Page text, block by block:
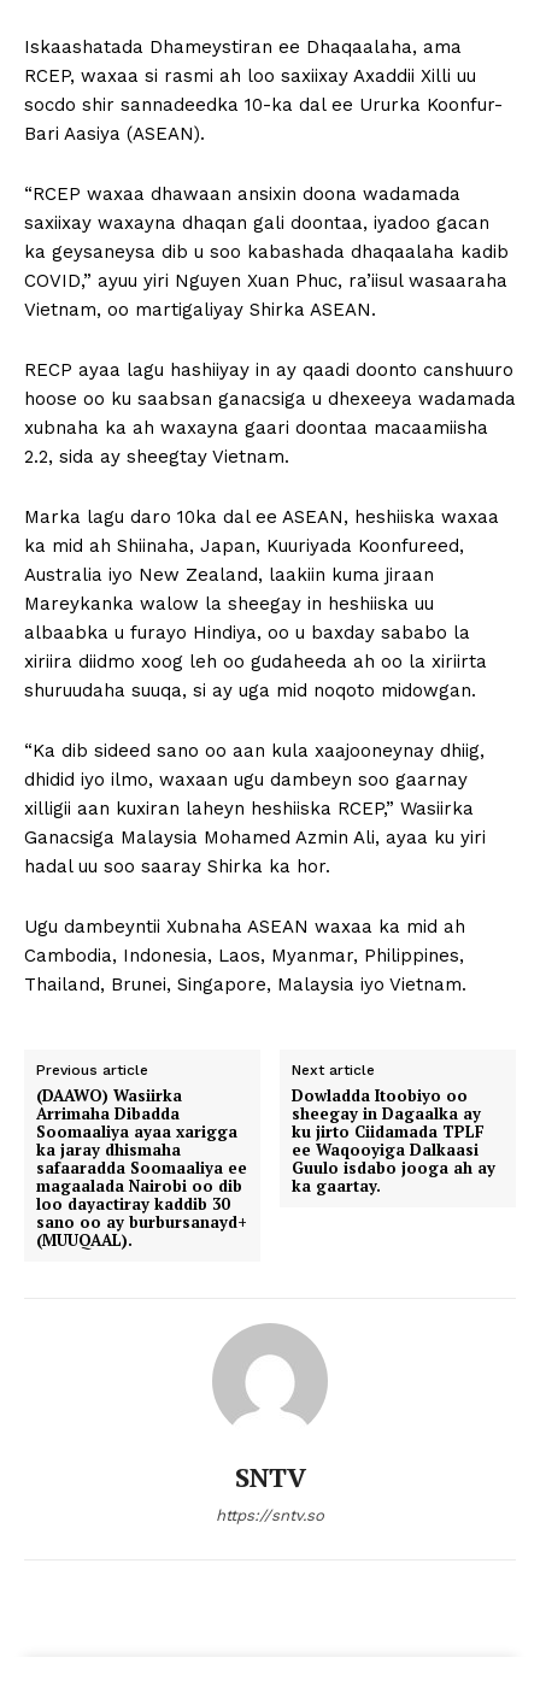
Iskaashatada Dhameystiran ee Dhaqaalaha, ama
RCEP, waxaa si rasmi ah loo saxiixay Axaddii Xilli uu
socdo shir sannadeedka 10-ka dal ee Ururka Koonfur-
Bari Aasiya (ASEAN).
“RCEP waxaa dhawaan ansixin doona wadamada
saxiixay waxayna dhaqan gali doontaa, iyadoo gacan
ka geysaneysa dib u soo kabashada dhaqaalaha kadib
COVID,” ayuu yiri Nguyen Xuan Phuc, ra’iisul wasaaraha
Vietnam, oo martigaliyay Shirka ASEAN.
RECP ayaa lagu hashiiyay in ay qaadi doonto canshuuro
hoose oo ku saabsan ganacsiga u dhexeeya wadamada
xubnaha ka ah waxayna gaari doontaa macaamiisha
2.2, sida ay sheegtay Vietnam.
Marka lagu daro 10ka dal ee ASEAN, heshiiska waxaa
ka mid ah Shiinaha, Japan, Kuuriyada Koonfureed,
Australia iyo New Zealand, laakiin kuma jiraan
Mareykanka walow la sheegay in heshiiska uu
albaabka u furayo Hindiya, oo u baxday sababo la
xiriira diidmo xoog leh oo gudaheeda ah oo la xiriirta
shuruudaha suuqa, si ay uga mid noqoto midowgan.
“Ka dib sideed sano oo aan kula xaajooneynay dhiig,
dhidid iyo ilmo, waxaan ugu dambeyn soo gaarnay
xilligii aan kuxiran laheyn heshiiska RCEP,” Wasiirka
Ganacsiga Malaysia Mohamed Azmin Ali, ayaa ku yiri
hadal uu soo saaray Shirka ka hor.
Ugu dambeyntii Xubnaha ASEAN waxaa ka mid ah
Cambodia, Indonesia, Laos, Myanmar, Philippines,
Thailand, Brunei, Singapore, Malaysia iyo Vietnam.
Previous article
(DAAWO) Wasiirka
Arrimaha Dibadda
Soomaaliya ayaa xarigga
ka jaray dhismaha
safaaradda Soomaaliya ee
magaalada Nairobi oo dib
loo dayactiray kaddib 30
sano oo ay burbursanayd+
(MUUQAAL).
Next article
Dowladda Itoobiyo oo
sheegay in Dagaalka ay
ku jirto Ciidamada TPLF
ee Waqooyiga Dalkaasi
Guulo isdabo jooga ah ay
ka gaartay.
SNTV
https://sntv.so